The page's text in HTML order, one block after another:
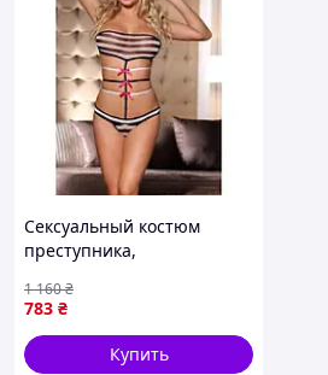
Сексуальный костюм
преступника,
джейлбейта Вибраторы
мастурбаторы секс-шоп
783 ₴
1 160₴
Купить